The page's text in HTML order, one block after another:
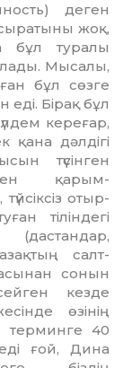
деген
жоқ,
бұл туралы
Мыса­лы,
бұл сөзге
Бірақ бұл
кереғар,
қана дәлдігі
түсінген
қарым-
отыр­
тіліндегі
салт-
сонын
кезде
өзінің
терминге 40
ғой, Дина